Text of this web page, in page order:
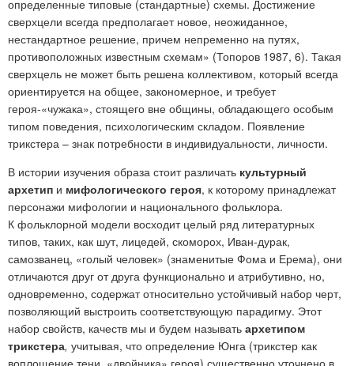
определенные типовые (стандартные) схемы. Достижение
сверхцели всегда предполагает новое, неожиданное,
нестандартное решение, причем непременно на путях,
противоположных известным схемам» (Топоров 1987, 6). Такая
сверхцель не может быть решена коллективом, который всегда
ориентируется на общее, закономерное, и требует
героя-«чужака», стоящего вне общины, обладающего особым
типом поведения, психологическим складом. Появление
трикстера – знак потребности в индивидуальности, личности.
В истории изучения образа стоит различать культурный
архетип и мифологического героя, к которому принадлежат
персонажи мифологии и национального фольклора.
К фольклорной модели восходит целый ряд литературных
типов, таких, как шут, лицедей, скоморох, Иван-дурак,
самозванец, «голый человек» (знаменитые Фома и Ерема), они
отличаются друг от друга функционально и атрибутивно, но,
одновременно, содержат относительно устойчивый набор черт,
позволяющий выстроить соответствующую парадигму. Этот
набор свойств, качеств мы и будем называть архетипом
трикстера, учитывая, что определение Юнга (трикстер как